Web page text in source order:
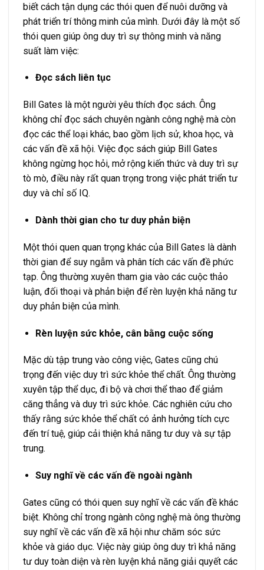
biết cách tận dụng các thói quen để nuôi dưỡng và
phát triển trí thông minh của mình. Dưới đây là một số
thói quen giúp ông duy trì sự thông minh và năng
suất làm việc:
Đọc sách liên tục
Bill Gates là một người yêu thích đọc sách. Ông
không chỉ đọc sách chuyên ngành công nghệ mà còn
đọc các thể loại khác, bao gồm lịch sử, khoa học, và
các vấn đề xã hội. Việc đọc sách giúp Bill Gates
không ngừng học hỏi, mở rộng kiến thức và duy trì sự
tò mò, điều này rất quan trọng trong việc phát triển tư
duy và chỉ số IQ.
Dành thời gian cho tư duy phản biện
Một thói quen quan trọng khác của Bill Gates là dành
thời gian để suy ngẫm và phân tích các vấn đề phức
tạp. Ông thường xuyên tham gia vào các cuộc thảo
luận, đối thoại và phản biện để rèn luyện khả năng tư
duy phản biện của mình.
Rèn luyện sức khỏe, cân bằng cuộc sống
Mặc dù tập trung vào công việc, Gates cũng chú
trọng đến việc duy trì sức khỏe thể chất. Ông thường
xuyên tập thể dục, đi bộ và chơi thể thao để giảm
căng thẳng và duy trì sức khỏe. Các nghiên cứu cho
thấy rằng sức khỏe thể chất có ảnh hưởng tích cực
đến trí tuệ, giúp cải thiện khả năng tư duy và sự tập
trung.
Suy nghĩ về các vấn đề ngoài ngành
Gates cũng có thói quen suy nghĩ về các vấn đề khác
biệt. Không chỉ trong ngành công nghệ mà ông thường
suy nghĩ về các vấn đề xã hội như chăm sóc sức
khỏe và giáo dục. Việc này giúp ông duy trì khả năng
tư duy toàn diện và rèn luyện khả năng giải quyết các